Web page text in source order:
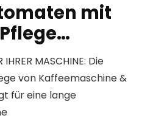
mit
IHRER MASCHINE: Die
von Kaffeemaschine &
für eine lange